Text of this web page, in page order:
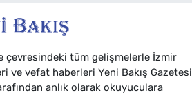
çevresindeki tüm gelişmelerle İzmir
ve vefat haberleri Yeni Bakış Gazetesi
anlık olarak okuyuculara